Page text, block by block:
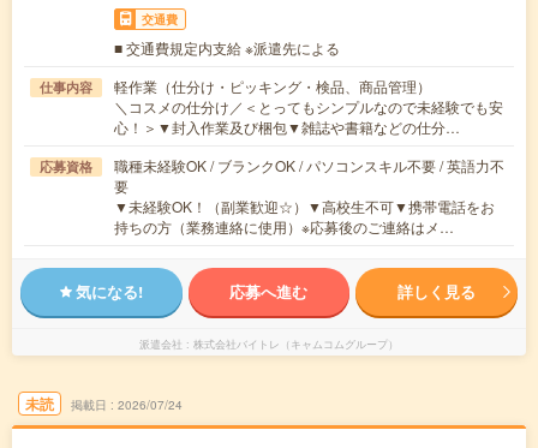
交通費
■ 交通費規定内支給 ※派遣先による
仕事内容
軽作業（仕分け・ピッキング・検品、商品管理）
＼コスメの仕分け／＜とってもシンプルなので未経験でも安
心！＞▼封入作業及び梱包▼雑誌や書籍などの仕分…
応募資格
職種未経験OK / ブランクOK / パソコンスキル不要 / 英語力不
要
▼未経験OK！（副業歓迎☆）▼高校生不可▼携帯電話をお
持ちの方（業務連絡に使用）※応募後のご連絡はメ…
気になる! 応募へ進む 詳しく見る
派遣会社 株式会社バイトレ（キャムコムグループ）
未読 掲載日 2026/07/24